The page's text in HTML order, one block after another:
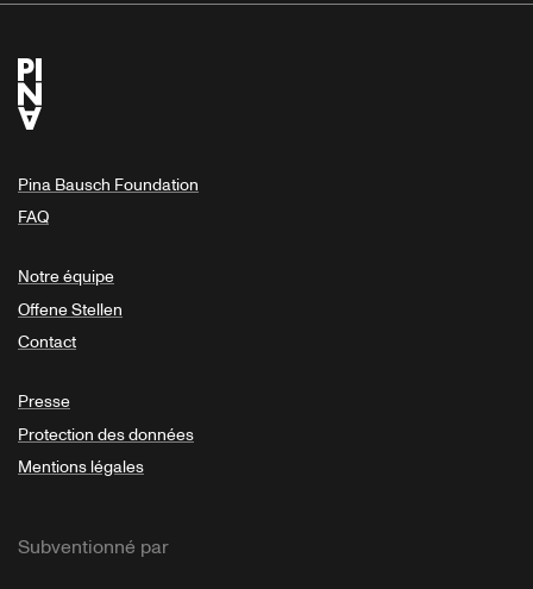
Pina Bausch Foundation
FAQ
Notre équipe
Offene Stellen
Contact
Presse
Protection des données
Mentions légales
Subventionné par